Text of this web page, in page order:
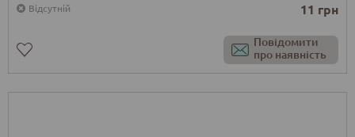
Відсутній 11 грн
Повідомити
про наявність